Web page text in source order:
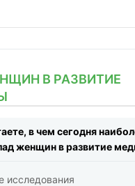
В РАЗВИТИЕ
в чем сегодня
женщин в развитие
исследования